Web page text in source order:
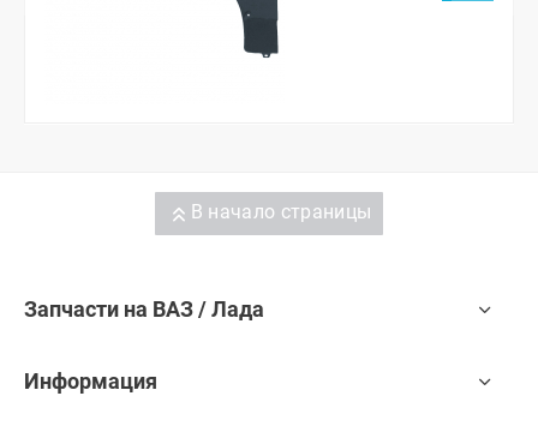
В начало страницы
Запчасти на ВАЗ / Лада
Информация